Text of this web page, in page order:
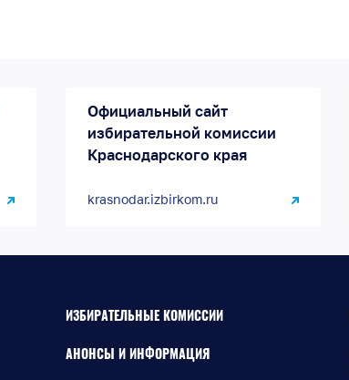
Официальный сайт
избирательной комиссии
Краснодарского края
krasnodar.izbirkom.ru
ИЗБИРАТЕЛЬНЫЕ КОМИССИИ
АНОНСЫ И ИНФОРМАЦИЯ